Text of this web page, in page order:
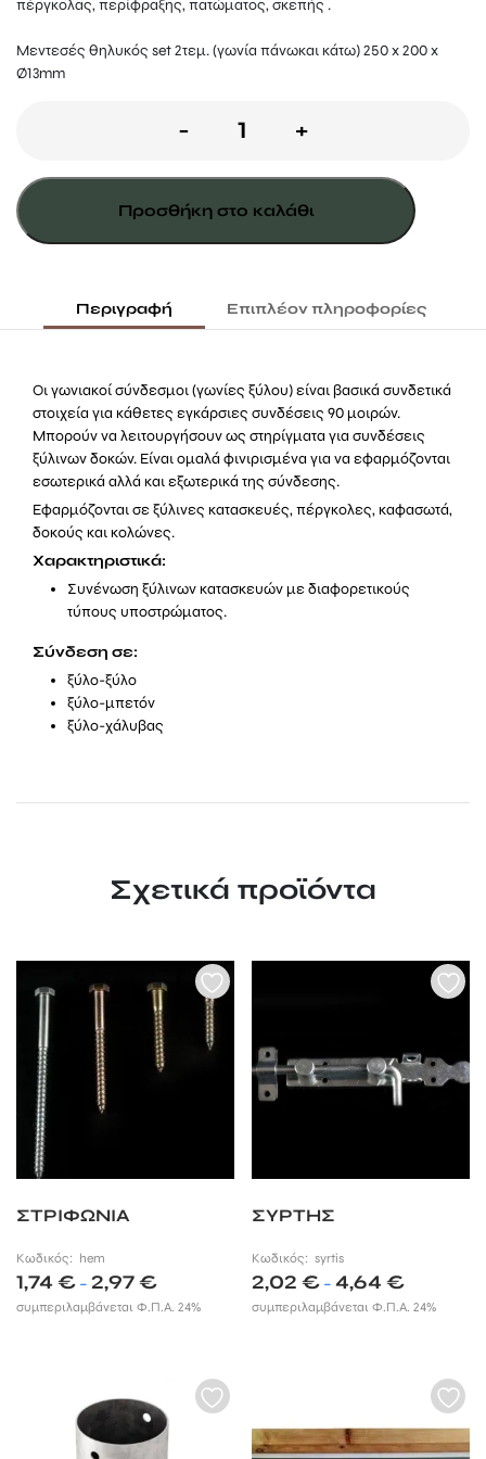
πέργκολας, περίφραξης, πατώματος, σκεπής .
Μεντεσές θηλυκός set 2τεμ. (γωνία πάνωκαι κάτω) 250 x 200 x
Ø13mm
-
Μεντεσές
ποσότητα
+
Προσθήκη στο καλάθι
Περιγραφή Επιπλέον πληροφορίες
Οι γωνιακοί σύνδεσμοι (γωνίες ξύλου) είναι βασικά συνδετικά
στοιχεία για κάθετες εγκάρσιες συνδέσεις 90 μοιρών.
Μπορούν να λειτουργήσουν ως στηρίγματα για συνδέσεις
ξύλινων δοκών. Είναι ομαλά φινιρισμένα για να εφαρμόζονται
εσωτερικά αλλά και εξωτερικά της σύνδεσης.
Εφαρμόζονται σε ξύλινες κατασκευές, πέργκολες, καφασωτά,
δοκούς και κολώνες.
Χαρακτηριστικά:
Συνένωση ξύλινων κατασκευών με διαφορετικούς
τύπους υποστρώματος.
Σύνδεση σε:
ξύλο-ξύλο
ξύλο-μπετόν
ξύλο-χάλυβας
Σχετικά προϊόντα
ΣΤΡΙΦΩΝΙΑ
Κωδικός: hem
1,74 € – 2,97€
range:
συμπεριλαμβάνεται Φ.Π.Α. 24%
ΣΥΡΤΗΣ
Κωδικός:syrtis
2,02€ – 4,64€
range:
συμπεριλαμβάνεται Φ.Π.Α. 24%